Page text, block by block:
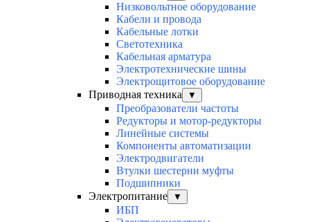
Низковольтное оборудование
Кабели и провода
Кабельные лотки
Светотехника
Кабельная арматура
Электротехнические шины
Электрощитовое оборудование
Приводная техника
▼
Преобразователи частоты
Редукторы и мотор-редукторы
Линейные системы
Компоненты автоматизации
Электродвигатели
Втулки шестерни муфты
Подшипники
Электропитание
▼
ИБП